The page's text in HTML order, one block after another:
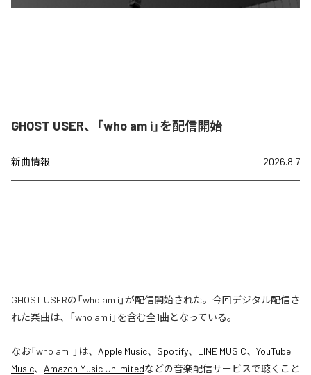
GHOST USER、「who am i」を配信開始
新曲情報 2026.8.7
GHOST USERの「who am i」が配信開始された。今回デジタル配信さ
れた楽曲は、「who am i」を含む全1曲となっている。
なお「who am i 」は、 Apple Music、 Spotify、 LINE MUSIC、 YouTube
Music、 Amazon Music Unlimitedなどの音楽配信サービスで聴くこと